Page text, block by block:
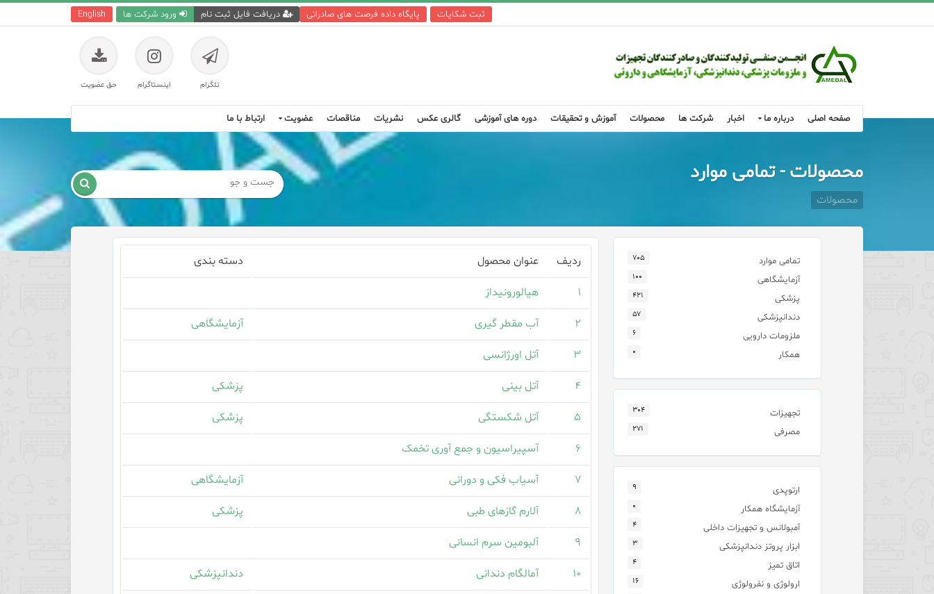
English ورود شرکت ها دریافت فایل ثبت نام پایگاه داده فرصت های صادراتی ثبت شکایات
تلگرام اینستاگرام حق عضویت
صفحه اصلی درباره ما اخبار شرکت ها محصولات آموزش و تحقیقات دوره های آموزشی گالری عکس نشریات مناقصات عضویت ارتباط با ما
محصولات - تمامی موارد
محصولات

ردیف عنوان محصول دسته بندی
۱ هیالورونیداز
۲ آب مقطر گیری آزمایشگاهی
۳ آتل اورژانسی
۴ آتل بینی پزشکی
۵ آتل شکستگی پزشکی
۶ آسپیراسیون و جمع آوری تخمک
۷ آسیاب فکی و دورانی آزمایشگاهی
۸ آلارم گازهای طبی پزشکی
۹ آلبومین سرم انسانی
۱۰ آمالگام دندانی دندانپزشکی
تمامی موارد ۷۰۵
آزمایشگاهی ۱۰۰
پزشکی ۴۲۱
دندانپزشکی ۵۷
ملزومات دارویی ۶
همکار ۰
تجهیزات ۳۰۴
مصرفی ۲۷۱
ارتوپدی ۹
آزمایشگاه همکار ۰
آمبولانس و تجهیزات داخلی ۴
ابزار پروتز دندانپزشکی ۳
اتاق تمیز ۴
ارولوژی و نفرولوژی ۱۶